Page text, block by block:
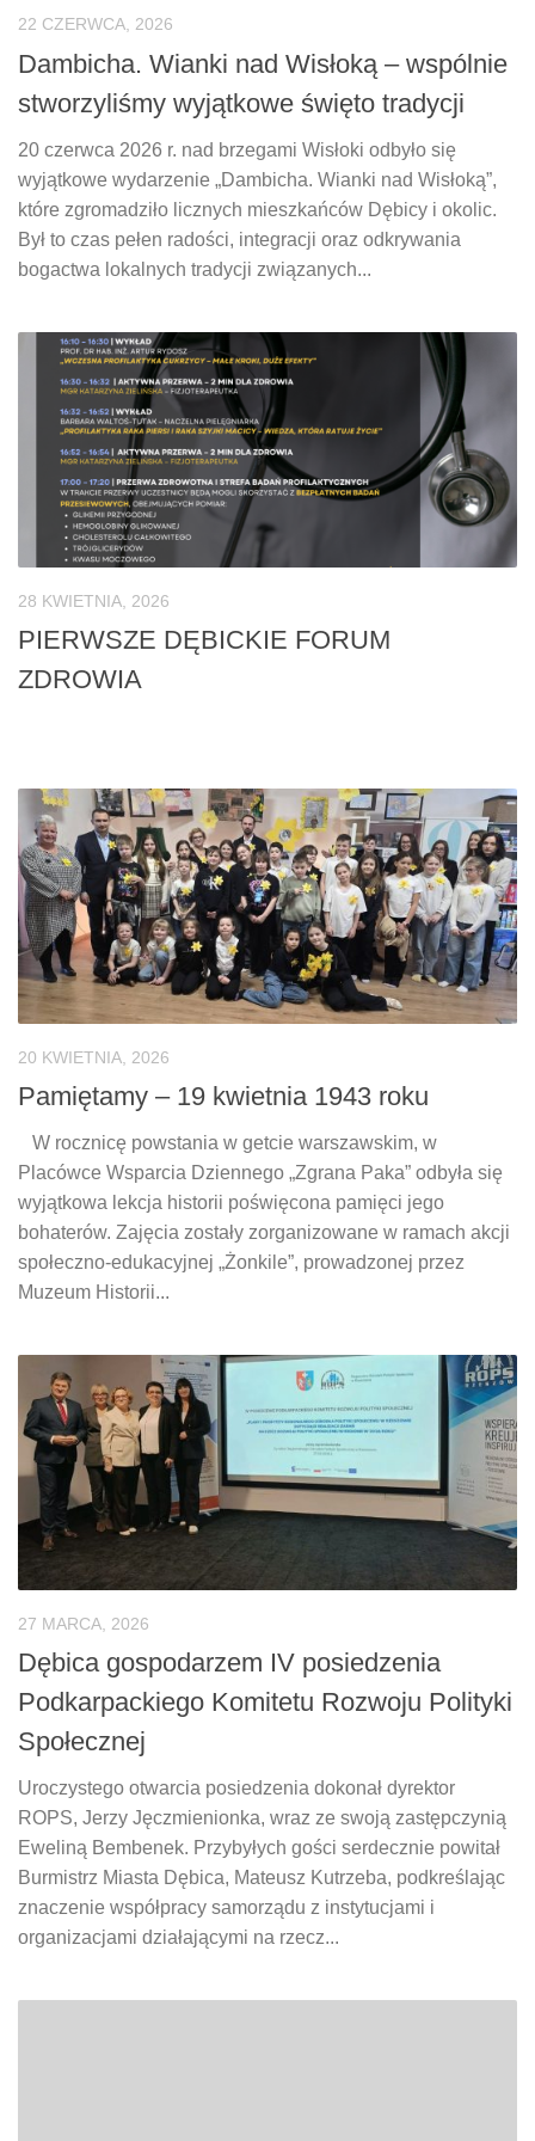
22 CZERWCA, 2026
Dambicha. Wianki nad Wisłoką – wspólnie
stworzyliśmy wyjątkowe święto tradycji
20 czerwca 2026 r. nad brzegami Wisłoki odbyło się
wyjątkowe wydarzenie „Dambicha. Wianki nad Wisłoką”,
które zgromadziło licznych mieszkańców Dębicy i okolic.
Był to czas pełen radości, integracji oraz odkrywania
bogactwa lokalnych tradycji związanych...
28 KWIETNIA, 2026
PIERWSZE DĘBICKIE FORUM
ZDROWIA
20 KWIETNIA, 2026
Pamiętamy – 19 kwietnia 1943 roku
W rocznicę powstania w getcie warszawskim, w
Placówce Wsparcia Dziennego „Zgrana Paka” odbyła się
wyjątkowa lekcja historii poświęcona pamięci jego
bohaterów. Zajęcia zostały zorganizowane w ramach akcji
społeczno-edukacyjnej „Żonkile”, prowadzonej przez
Muzeum Historii...
27 MARCA, 2026
Dębica gospodarzem IV posiedzenia
Podkarpackiego Komitetu Rozwoju Polityki
Społecznej
Uroczystego otwarcia posiedzenia dokonał dyrektor
ROPS, Jerzy Jęczmienionka, wraz ze swoją zastępczynią
Eweliną Bembenek. Przybyłych gości serdecznie powitał
Burmistrz Miasta Dębica, Mateusz Kutrzeba, podkreślając
znaczenie współpracy samorządu z instytucjami i
organizacjami działającymi na rzecz...